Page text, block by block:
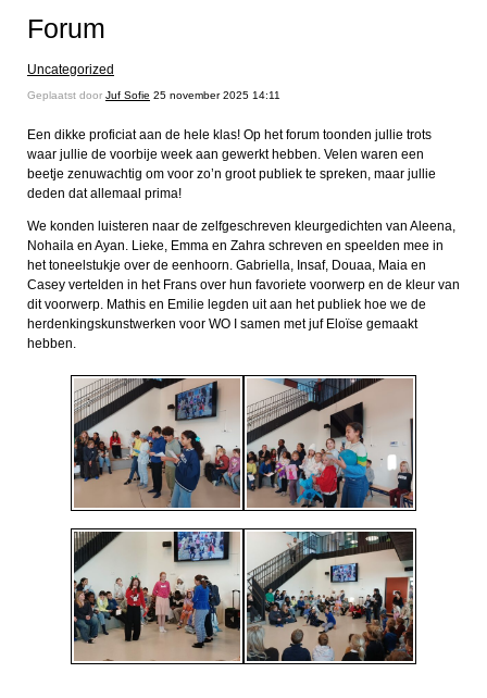
Forum
Uncategorized
Geplaatst door Juf Sofie 25 november 2025 14:11
Een dikke proficiat aan de hele klas! Op het forum toonden jullie trots
waar jullie de voorbije week aan gewerkt hebben. Velen waren een
beetje zenuwachtig om voor zo’n groot publiek te spreken, maar jullie
deden dat allemaal prima!
We konden luisteren naar de zelfgeschreven kleurgedichten van Aleena,
Nohaila en Ayan. Lieke, Emma en Zahra schreven en speelden mee in
het toneelstukje over de eenhoorn. Gabriella, Insaf, Douaa, Maia en
Casey vertelden in het Frans over hun favoriete voorwerp en de kleur van
dit voorwerp. Mathis en Emilie legden uit aan het publiek hoe we de
herdenkingskunstwerken voor WO I samen met juf Eloïse gemaakt
hebben.